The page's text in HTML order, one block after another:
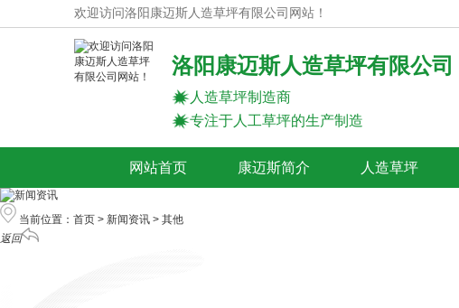
欢迎访问洛阳康迈斯人造草坪有限公司网站！
洛阳康迈斯人造草坪有限公司
人造草坪制造商
专注于人工草坪的生产制造
网站首页 康迈斯简介 人造草坪
当前位置： 首页 > 新闻资讯 > 其他
返回